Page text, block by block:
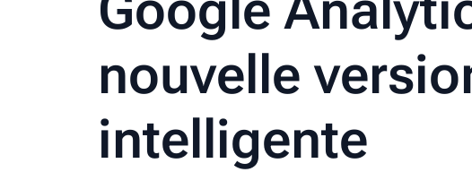
nouvelle
intelligente